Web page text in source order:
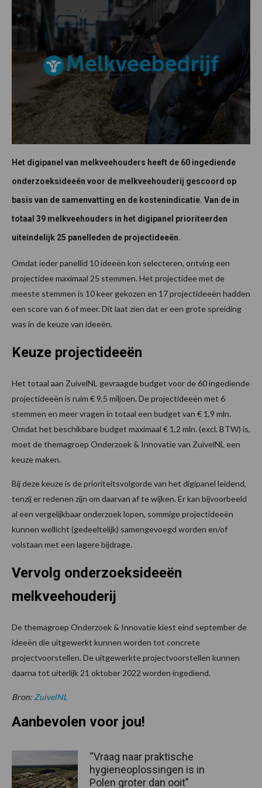
Het digipanel van melkveehouders heeft de 60 ingediende
onderzoeksideeën voor de melkveehouderij gescoord op
basis van de samenvatting en de kostenindicatie. Van de in
totaal 39 melkveehouders in het digipanel prioriteerden
uiteindelijk 25 panelleden de projectideeën.
Omdat ieder panellid 10 ideeën kon selecteren, ontving een
projectidee maximaal 25 stemmen. Het projectidee met de
meeste stemmen is 10 keer gekozen en 17 projectideeën hadden
een score van 6 of meer. Dit laat zien dat er een grote spreiding
was in de keuze van ideeën.
Keuze projectideeën
Het totaal aan ZuivelNL gevraagde budget voor de 60 ingediende
projectideeën is ruim € 9,5 miljoen. De projectideeën met 6
stemmen en meer vragen in totaal een budget van € 1,9 mln.
Omdat het beschikbare budget maximaal € 1,2 mln. (excl. BTW) is,
moet de themagroep Onderzoek & Innovatie van ZuivelNL een
keuze maken.
Bij deze keuze is de prioriteitsvolgorde van het digipanel leidend,
tenzij er redenen zijn om daarvan af te wijken. Er kan bijvoorbeeld
al een vergelijkbaar onderzoek lopen, sommige projectideeën
kunnen wellicht (gedeeltelijk) samengevoegd worden en/of
volstaan met een lagere bijdrage.
Vervolg onderzoeksideeën
melkveehouderij
De themagroep Onderzoek & Innovatie kiest eind september de
ideeën die uitgewerkt kunnen worden tot concrete
projectvoorstellen. De uitgewerkte projectvoorstellen kunnen
daarna tot uiterlijk 21 oktober 2022 worden ingediend.
Bron: ZuivelNL
Aanbevolen voor jou!
“Vraag naar praktische
hygieneoplossingen is in
Polen groter dan ooit”